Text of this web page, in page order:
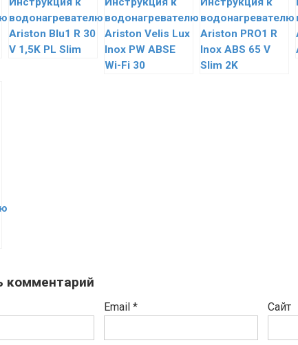
водонагревателю
Ariston Blu1 R 30
V 1,5K PL Slim
водонагревателю
Ariston Velis Lux
Inox PW ABSE
Wi-Fi 30
водонагревателю
Ariston PRO1 R
Inox ABS 65 V
Slim 2K
комментарий
Email * Сайт